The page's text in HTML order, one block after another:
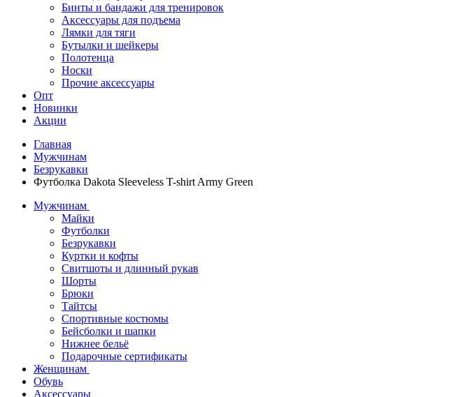
Бинты и бандажи для тренировок
Аксессуары для подъема
Лямки для тяги
Бутылки и шейкеры
Полотенца
Носки
Прочие аксессуары
Опт
Новинки
Акции
Главная
Мужчинам
Безрукавки
Футболка Dakota Sleeveless T-shirt Army Green
Мужчинам
Майки
Футболки
Безрукавки
Куртки и кофты
Свитшоты и длинный рукав
Шорты
Брюки
Тайтсы
Спортивные костюмы
Бейсболки и шапки
Нижнее бельё
Подарочные сертификаты
Женщинам
Обувь
Аксессуары